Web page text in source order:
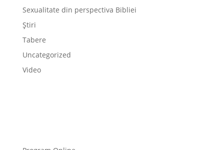
Sexualitate din perspectiva Bibliei
Știri
Tabere
Uncategorized
Video